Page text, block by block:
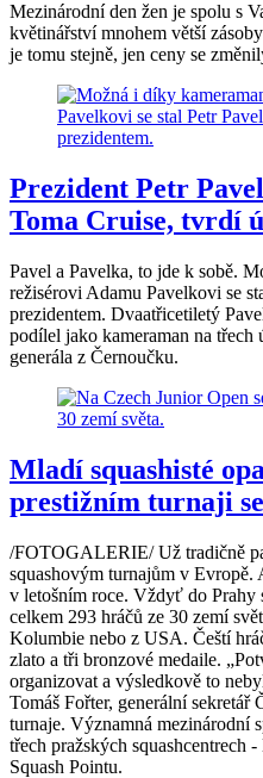
Mezinárodní den žen je spolu s
květinářství mnohem větší
je tomu stejně, jen ceny se
Prezident Petr
Toma Cruise, tvrdí
Pavel a Pavelka, to jde k sobě.
režisérovi Adamu Pavelkovi se
prezidentem. Dvaatřicetiletý
podílel jako kameraman na třech
generála z Černoučku.
Mladí squashisté
prestižním turnaji
/FOTOGALERIE/ Už tradičně
squashovým turnajům v
v letošním roce. Vždyť do Prahy
celkem 293 hráčů ze 30 zemí
Kolumbie nebo z USA. Čeští
zlato a tři bronzové medaile.
organizovat a výsledkově to
Tomáš Fořter, generální sekretář
turnaje. Významná mezinárodní
třech pražských squashcentrech
Squash Pointu.